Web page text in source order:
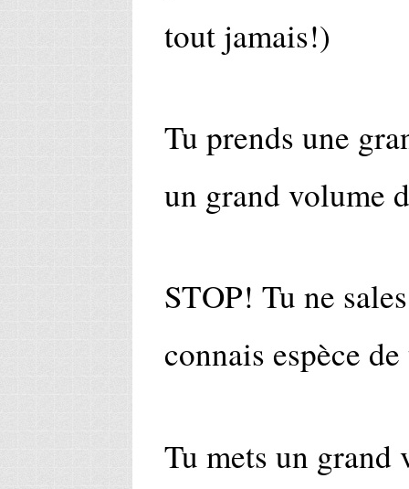
tout jamais!)
Tu prends une
un grand volume
STOP! Tu ne
connais espèce
Tu mets un grand